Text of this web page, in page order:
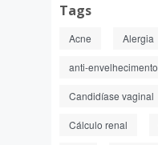
Tags
Acne Alergia
anti-envelhecimento
Candidíase vaginal
Cálculo renal